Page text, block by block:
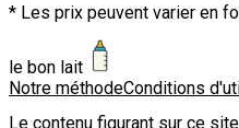
* Les prix peuvent varier en
le bon lait
Notre méthodeConditions
Le contenu figurant sur ce